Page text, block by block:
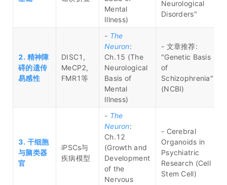
Mental
Illness)
Neurological
Disorders"
2. 精神障
碍的遗传
易感性
DISC1,
MeCP2,
FMR1等
- The
Neuron:
Ch.15 (The
Neurological
Basis of
Mental
Illness)
- 文章推荐:
"Genetic Basis
of
Schizophrenia"
(NCBI)
3. 干细胞
与脑类器
官
iPSCs与
疾病模型
- The
Neuron:
Ch.12
(Growth and
Development
of the
Nervous
- Cerebral
Organoids in
Psychiatric
Research (Cell
Stem Cell)